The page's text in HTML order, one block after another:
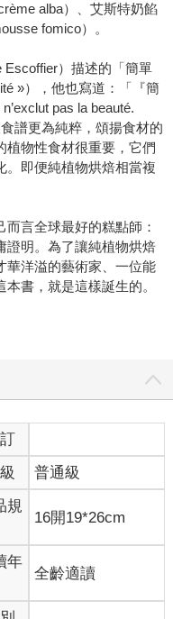
alba）、艾斯特奶餡
fomico）。
）描述的「簡單
»），他也寫道：「『簡
pas la beauté.
譜更為純粹，頌揚食材的
植物性食材很重要，它們
。即便純植物烘焙相當複
言全球最好的糕點師：
證明。為了讓純植物烘焙
華洋溢的藝術家、一位能
書，就是這樣誕生的。
普通級
規
16開19*26cm
年
全齡適讀